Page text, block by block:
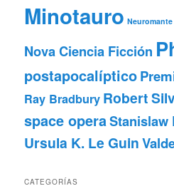
Minotauro Neuromante
Nova Ciencia Ficción
postapocalíptico
Ray Bradbury Robert
space operaStanislaw
Ursula K. Le Guin
CATEGORÍAS